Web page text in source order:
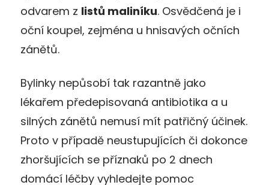
odvarem z listů maliníku. Osvědčená je i
oční koupel, zejména u hnisavých očních
zánětů.
Bylinky nepůsobí tak razantně jako
lékařem předepisovaná antibiotika a u
silných zánětů nemusí mít patřičný účinek.
Proto v případě neustupujících či dokonce
zhoršujících se příznaků po 2 dnech
domácí léčby vyhledejte pomoc